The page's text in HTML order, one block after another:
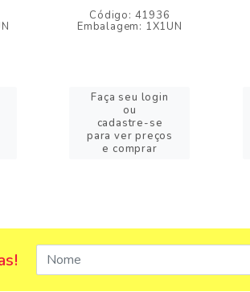
Código: 41936
Embalagem: 1X1UN
Faça seu login
ou
cadastre-se
para ver preços
e comprar